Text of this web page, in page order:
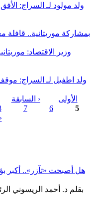
ولد مولود لـ السراج:
بمشاركة موريتانية..
وزير الاقتصاد:
ولد اطفيل لـ السراج:
« الأولى ‹ السابقة
5
6
7
هل أصبحت «تآزر».. أكبر